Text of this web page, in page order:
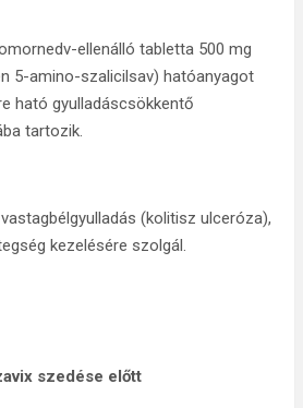
ellenálló tabletta 500 mg
5-amino-szalicilsav) hatóanyagot
ható gyulladáscsökkentő
tartozik.
(kolitisz ulceróza),
kezelésére szolgál.
szedése előtt